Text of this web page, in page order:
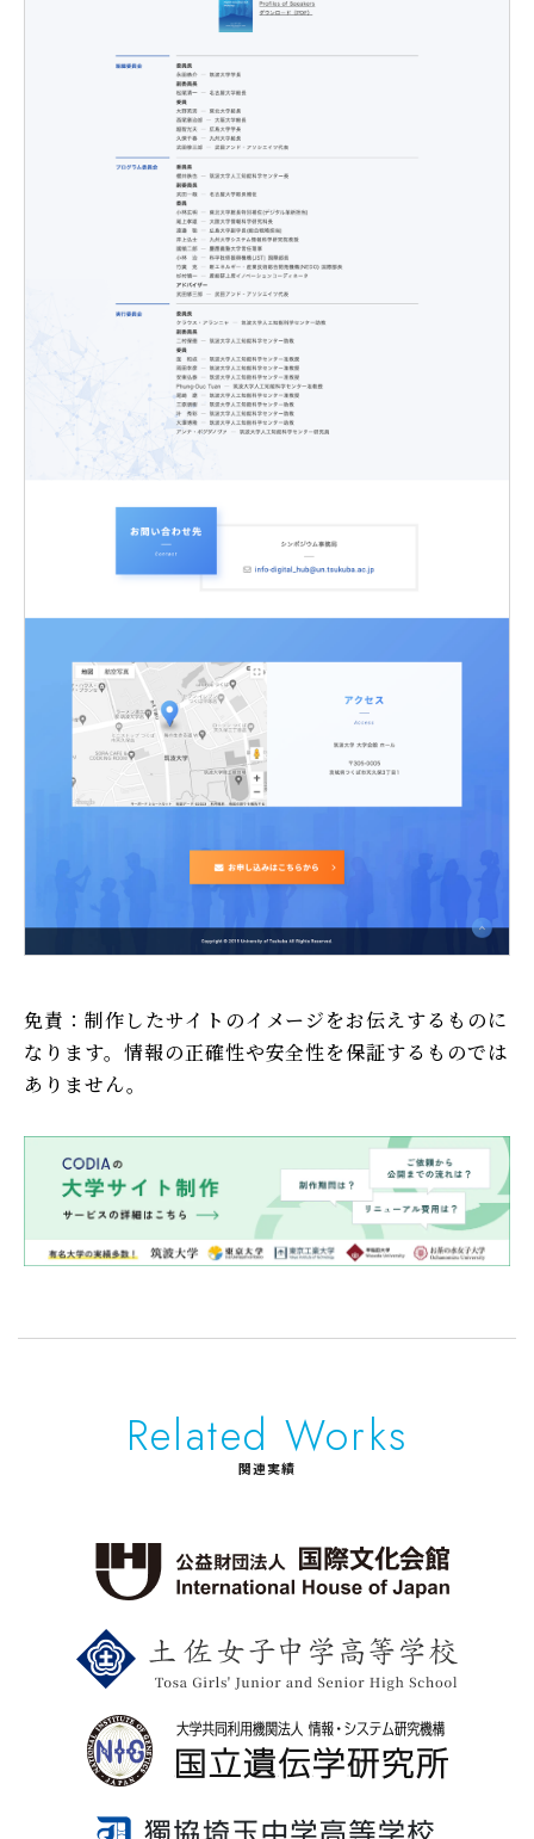
免責：制作したサイトのイメージをお伝えするものに
なります。情報の正確性や安全性を保証するものでは
ありません。
Related Works
関連実績